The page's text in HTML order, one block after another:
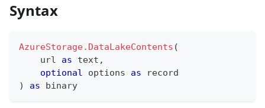
Syntax
AzureStorage.DataLakeContents (
    url
as text ,
optional options as
record
)
as binary